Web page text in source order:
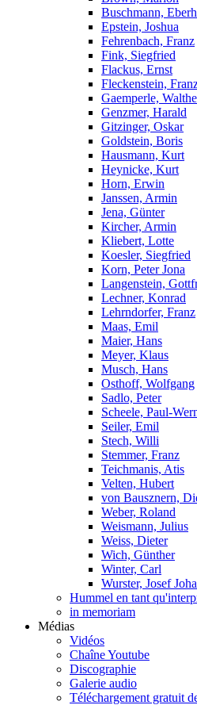
Buschmann,
Epstein, Joshua
Fehrenbach, Franz
Fink, Siegfried
Flackus, Ernst
Fleckenstein,
Gaemperle,
Genzmer, Harald
Gitzinger, Oskar
Goldstein, Boris
Hausmann, Kurt
Heynicke, Kurt
Horn, Erwin
Janssen, Armin
Jena, Günter
Kircher, Armin
Kliebert, Lotte
Koesler, Siegfried
Korn, Peter Jona
Langenstein,
Lechner, Konrad
Lehrndorfer, Franz
Maas, Emil
Maier, Hans
Meyer, Klaus
Musch, Hans
Osthoff, Wolfgang
Sadlo, Peter
Scheele, Paul-
Seiler, Emil
Stech, Willi
Stemmer, Franz
Teichmanis, Atis
Velten, Hubert
von Bausznern,
Weber, Roland
Weismann, Julius
Weiss, Dieter
Wich, Günther
Winter, Carl
Wurster, Josef
Hummel en tant
in memoriam
Médias
Vidéos
Chaîne Youtube
Discographie
Galerie audio
Téléchargement gratuit